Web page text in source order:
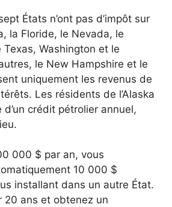
États n’ont pas d’impôt sur
la Floride, le Nevada, le
Washington et le
le New Hampshire et le
uniquement les revenus de
Les résidents de l’Alaska
crédit pétrolier annuel,
000 $ par an, vous
10 000 $
installant dans un autre État.
20 ans et obtenez un